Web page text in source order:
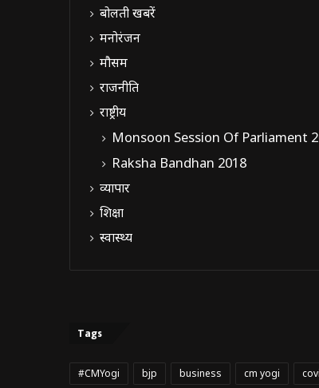
बोलती खबरें
मनोरंजन
मौसम
राजनीति
राष्ट्रीय
Monsoon Session Of Parliament
Raksha Bandhan 2018
व्यापार
शिक्षा
स्वास्थ्य
Tags
#CMYogi bjp business cm yogi